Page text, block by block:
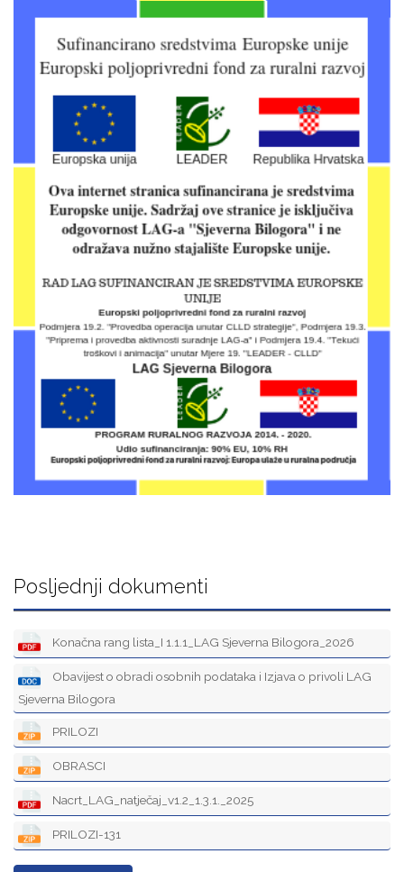
Posljednji dokumenti
Konačna rang lista_I 1.1.1_LAG Sjeverna Bilogora_2026
Obavijest o obradi osobnih podataka i Izjava o privoli LAG
Sjeverna Bilogora
PRILOZI
OBRASCI
Nacrt_LAG_natječaj_v1.2_1.3.1._2025
PRILOZI-131